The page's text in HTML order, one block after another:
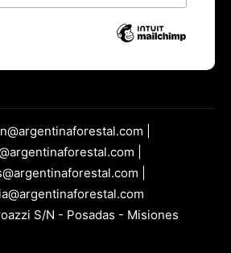
|
|
|
S/N - Posadas - Misiones